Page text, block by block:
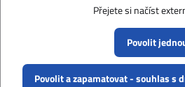
Přejete si načíst
Povolit
Povolit a zapamatovat - souhlas s